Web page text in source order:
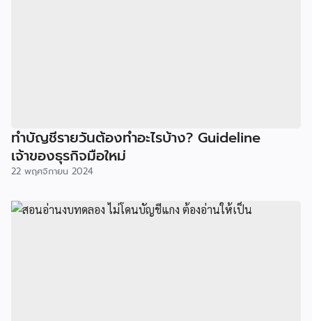
ทำบัญชีรายวันต้องทำอะไรบ้าง? Guideline
เจ้าของธุรกิจมือใหม่
22 พฤศจิกายน 2024